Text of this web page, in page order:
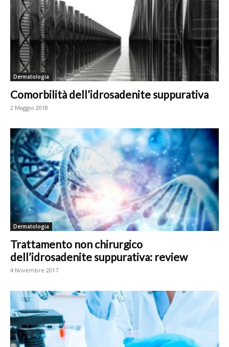
Dermatologia
Comorbilità dell’idrosadenite suppurativa
2 Maggio 2018
Dermatologia
Trattamento non chirurgico
dell’idrosadenite suppurativa: review
4 Novembre 2017